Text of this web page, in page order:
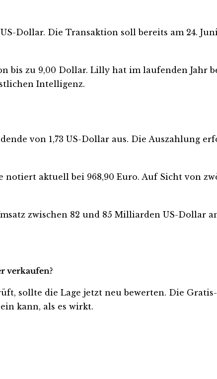
Dollar. Die Transaktion soll bereits am 24.
bis zu 9,00 Dollar. Lilly hat im laufenden Jahr
Intelligenz.
von 1,73 US-Dollar aus. Die Auszahlung
aktuell bei 968,90 Euro. Auf Sicht von
zwischen 82 und 85 Milliarden US-Dollar
verkaufen?
sollte die Lage jetzt neu bewerten. Die
kann, als es wirkt.